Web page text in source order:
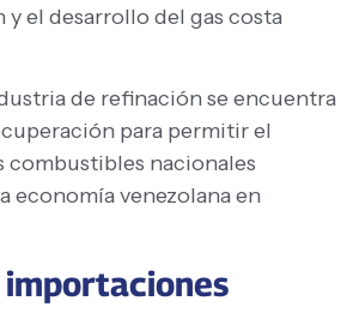
y el desarrollo del gas costa
de refinación se encuentra
para permitir el
combustibles nacionales
economía venezolana en
importaciones